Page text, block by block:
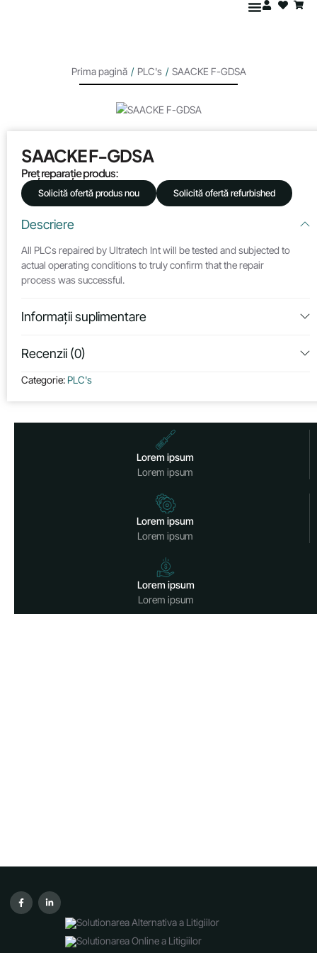
Prima pagină / PLC's / SAACKE F-GDSA
SAACKE F-GDSA
Preț reparație produs:
Solicită ofertă produs nou Solicită ofertă refurbished
Descriere
All PLCs repaired by Ultratech Int will be tested and subjected to
actual operating conditions to truly confirm that the repair
process was successful.
Informații suplimentare
Recenzii (0)
Categorie: PLC's
Lorem ipsum
Lorem ipsum
Lorem ipsum
Lorem ipsum
Lorem ipsum
Lorem ipsum